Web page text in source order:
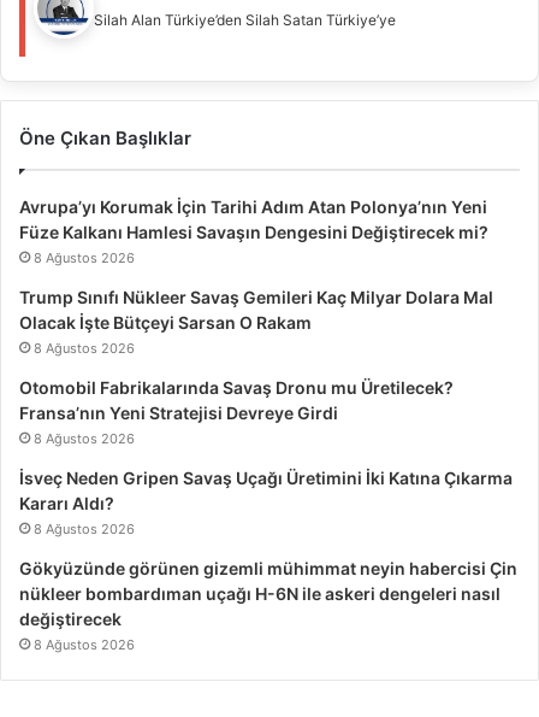
Silah Alan Türkiye’den Silah Satan Türkiye’ye
Öne Çıkan Başlıklar
Avrupa’yı Korumak İçin Tarihi Adım Atan Polonya’nın Yeni
Füze Kalkanı Hamlesi Savaşın Dengesini Değiştirecek mi?
8 Ağustos 2026
Trump Sınıfı Nükleer Savaş Gemileri Kaç Milyar Dolara Mal
Olacak İşte Bütçeyi Sarsan O Rakam
8 Ağustos 2026
Otomobil Fabrikalarında Savaş Dronu mu Üretilecek?
Fransa’nın Yeni Stratejisi Devreye Girdi
8 Ağustos 2026
İsveç Neden Gripen Savaş Uçağı Üretimini İki Katına Çıkarma
Kararı Aldı?
8 Ağustos 2026
Gökyüzünde görünen gizemli mühimmat neyin habercisi Çin
nükleer bombardıman uçağı H-6N ile askeri dengeleri nasıl
değiştirecek
8 Ağustos 2026